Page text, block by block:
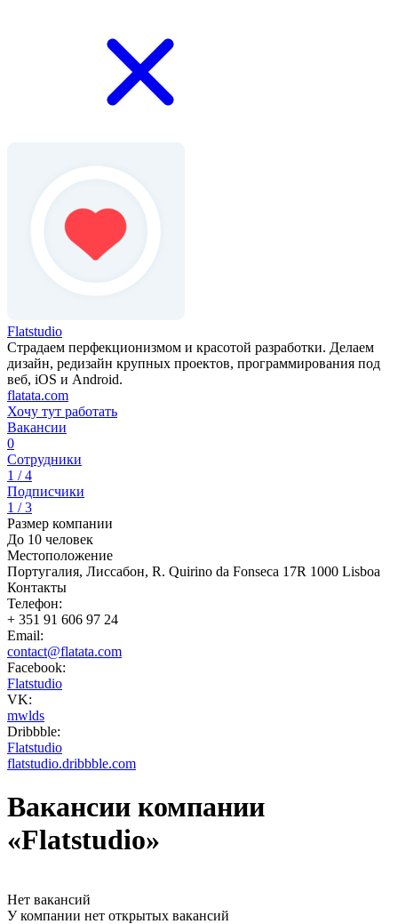
Flatstudio
Страдаем перфекционизмом и красотой разработки. Делаем
дизайн, редизайн крупных проектов, программирования под
веб, iOS и Android.
flatata.com
Хочу тут работать
Вакансии
0
Сотрудники
1 / 4
Подписчики
1 / 3
Размер компании
До 10 человек
Местоположение
Португалия, Лиссабон, R. Quirino da Fonseca 17R 1000 Lisboa
Контакты
Телефон:
+ 351 91 606 97 24
Email:
contact@flatata.com
Facebook:
Flatstudio
VK:
mwlds
Dribbble:
Flatstudio
flatstudio.dribbble.com
Вакансии компании
«Flatstudio»
Нет вакансий
У компании нет открытых вакансий